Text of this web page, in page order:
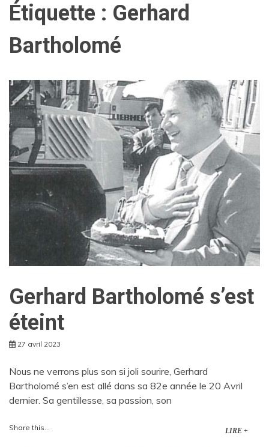
Étiquette : Gerhard
Bartholomé
Gerhard Bartholomé s’est
éteint
27 avril 2023
Nous ne verrons plus son si joli sourire, Gerhard
Bartholomé s’en est allé dans sa 82e année le 20 Avril
dernier. Sa gentillesse, sa passion, son
Share this... LIRE +